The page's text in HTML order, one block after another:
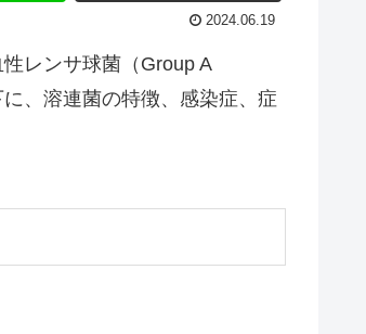
2024.06.19
レンサ球菌（Group A
、溶連菌の特徴、感染症、症